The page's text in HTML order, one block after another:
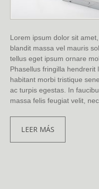
Lorem ipsum dolor sit
blandit massa vel mauris
tellus eget ipsum ornare
Phasellus fringilla hendrerit
habitant morbi tristique
ac turpis egestas. In
massa felis feugiat velit,
LEER MÁS